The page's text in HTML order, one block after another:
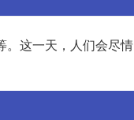
。这一天，人们会尽情